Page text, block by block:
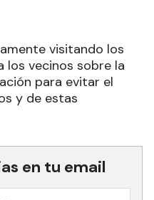
visitando los
los vecinos sobre la
para evitar el
y de estas
en tu email